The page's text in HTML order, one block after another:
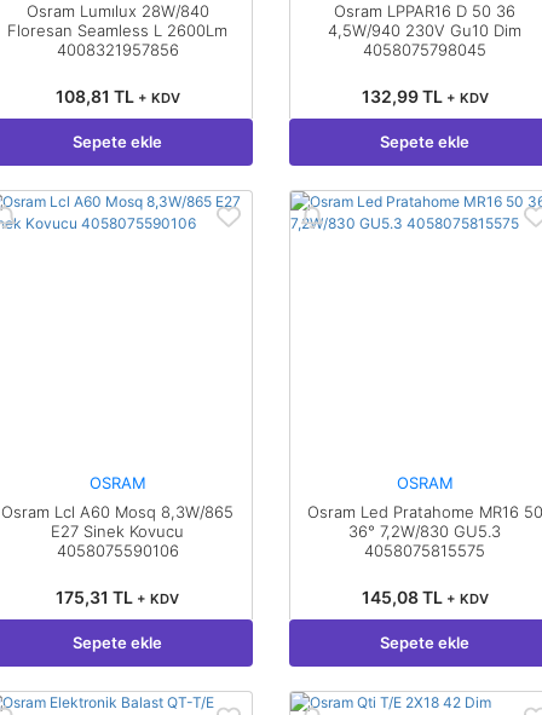
Osram Lumılux 28W/840
Floresan Seamless L 2600Lm
4008321957856
108,81 TL + KDV
Sepete ekle
Osram LPPAR16 D 50 36
4,5W/940 230V Gu10 Dim
4058075798045
132,99 TL + KDV
Sepete ekle
OSRAM
Osram Lcl A60 Mosq 8,3W/865
E27 Sinek Kovucu
4058075590106
175,31 TL + KDV
Sepete ekle
OSRAM
Osram Led Pratahome MR16 50
36° 7,2W/830 GU5.3
4058075815575
145,08 TL + KDV
Sepete ekle